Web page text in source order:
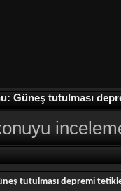
Güneş tutulması
tutulması depremi